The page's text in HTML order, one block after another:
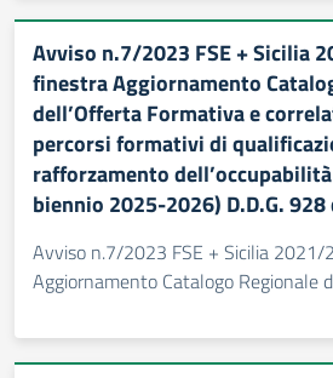
Avviso n.7/2023 FSE + Sicilia
finestra Aggiornamento
dell’Offerta Formativa e
percorsi formativi di
rafforzamento
biennio 2025-2026) D.D.G.
Avviso n.7/2023 FSE + Sicilia
Aggiornamento Catalogo Regionale